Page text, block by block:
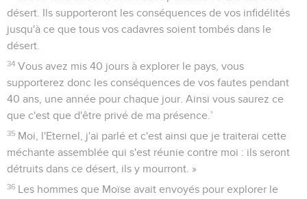
désert. Ils supporteront les conséquences de vos infidélités
jusqu'à ce que tous vos cadavres soient tombés dans le
désert.
34 Vous avez mis 40 jours à explorer le pays, vous
supporterez donc les conséquences de vos fautes pendant
40 ans, une année pour chaque jour. Ainsi vous saurez ce
que c'est que d'être privé de ma présence.’
35 Moi, l'Eternel, j'ai parlé et c'est ainsi que je traiterai cette
méchante assemblée qui s'est réunie contre moi : ils seront
détruits dans ce désert, ils y mourront. »
36 Les hommes que Moïse avait envoyés pour explorer le